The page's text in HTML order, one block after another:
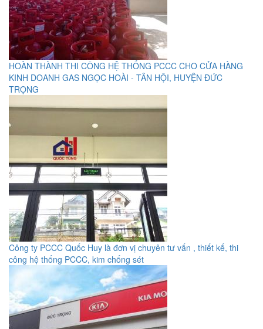
HOÀN THÀNH THI CÔNG HỆ THỐNG PCCC CHO CỬA HÀNG
KINH DOANH GAS NGỌC HOÀI - TÂN HỘI, HUYỆN ĐỨC
TRỌNG
Công ty PCCC Quốc Huy là đơn vị chuyên tư vấn , thiết kế, thi
công hệ thống PCCC, kim chống sét